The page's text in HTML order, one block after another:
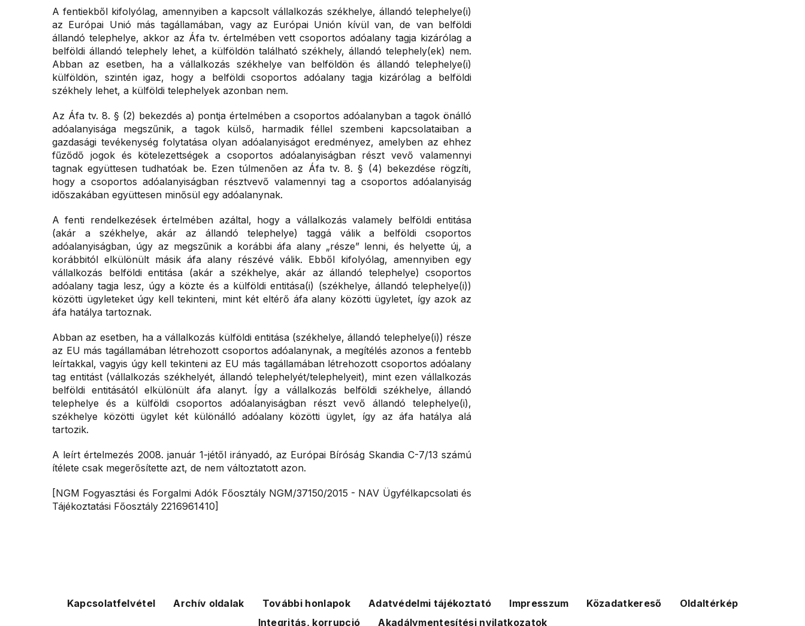
A fentiekből kifolyólag, amennyiben a kapcsolt vállalkozás székhelye, állandó telephelye(i)
az Európai Unió más tagállamában, vagy az Európai Unión kívül van, de van belföldi
állandó telephelye, akkor az Áfa tv. értelmében vett csoportos adóalany tagja kizárólag a
belföldi állandó telephely lehet, a külföldön található székhely, állandó telephely(ek) nem.
Abban az esetben, ha a vállalkozás székhelye van belföldön és állandó telephelye(i)
külföldön, szintén igaz, hogy a belföldi csoportos adóalany tagja kizárólag a belföldi
székhely lehet, a külföldi telephelyek azonban nem.
Az Áfa tv. 8. § (2) bekezdés a) pontja értelmében a csoportos adóalanyban a tagok önálló
adóalanyisága megszűnik, a tagok külső, harmadik féllel szembeni kapcsolataiban a
gazdasági tevékenység folytatása olyan adóalanyiságot eredményez, amelyben az ehhez
fűződő jogok és kötelezettségek a csoportos adóalanyiságban részt vevő valamennyi
tagnak együttesen tudhatóak be. Ezen túlmenően az Áfa tv. 8. § (4) bekezdése rögzíti,
hogy a csoportos adóalanyiságban résztvevő valamennyi tag a csoportos adóalanyiság
időszakában együttesen minősül egy adóalanynak.
A fenti rendelkezések értelmében azáltal, hogy a vállalkozás valamely belföldi entitása
(akár a székhelye, akár az állandó telephelye) taggá válik a belföldi csoportos
adóalanyiságban, úgy az megszűnik a korábbi áfa alany „része” lenni, és helyette új, a
korábbitól elkülönült másik áfa alany részévé válik. Ebből kifolyólag, amennyiben egy
vállalkozás belföldi entitása (akár a székhelye, akár az állandó telephelye) csoportos
adóalany tagja lesz, úgy a közte és a külföldi entitása(i) (székhelye, állandó telephelye(i))
közötti ügyleteket úgy kell tekinteni, mint két eltérő áfa alany közötti ügyletet, így azok az
áfa hatálya tartoznak.
Abban az esetben, ha a vállalkozás külföldi entitása (székhelye, állandó telephelye(i)) része
az EU más tagállamában létrehozott csoportos adóalanynak, a megítélés azonos a fentebb
leírtakkal, vagyis úgy kell tekinteni az EU más tagállamában létrehozott csoportos adóalany
tag entitást (vállalkozás székhelyét, állandó telephelyét/telephelyeit), mint ezen vállalkozás
belföldi entitásától elkülönült áfa alanyt. Így a vállalkozás belföldi székhelye, állandó
telephelye és a külföldi csoportos adóalanyiságban részt vevő állandó telephelye(i),
székhelye közötti ügylet két különálló adóalany közötti ügylet, így az áfa hatálya alá
tartozik.
A leírt értelmezés 2008. január 1-jétől irányadó, az Európai Bíróság Skandia C-7/13 számú
ítélete csak megerősítette azt, de nem változtatott azon.
[NGM Fogyasztási és Forgalmi Adók Főosztály NGM/37150/2015 - NAV Ügyfélkapcsolati és
Tájékoztatási Főosztály 2216961410]
Kapcsolatfelvétel Archív oldalak További honlapok Adatvédelmi tájékoztató Impresszum Közadatkereső
Oldaltérkép
Integritás, korrupció
Akadálymentesítési nyilatkozatok